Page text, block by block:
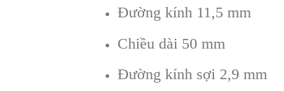
Đường kính 11,5 mm
Chiều dài 50 mm
Đường kính sợi 2,9 mm